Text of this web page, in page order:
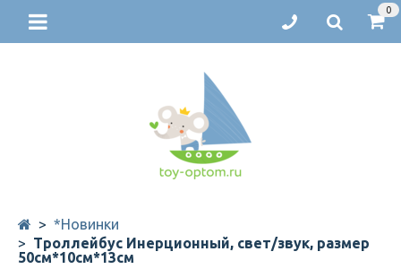
0
*Новинки
Троллейбус Инерционный, свет/звук, размер
50см*10см*13см